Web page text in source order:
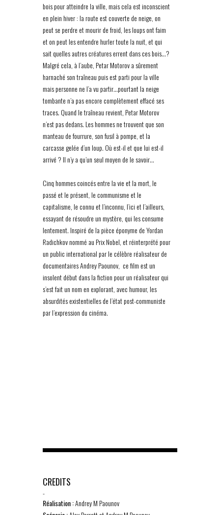
bois pour atteindre la ville, mais cela est inconscient
en plein hiver : la route est couverte de neige, on
peut se perdre et mourir de froid, les loups ont faim
et on peut les entendre hurler toute la nuit, et qui
sait quelles autres créatures errent dans ces bois…?
Malgré cela, à l’aube, Petar Motorov a sûrement
harnaché son traîneau puis est parti pour la ville
mais personne ne l’a vu partir…pourtant la neige
tombante n’a pas encore complètement effacé ses
traces. Quand le traîneau revient, Petar Motorov
n’est pas dedans. Les hommes ne trouvent que son
manteau de fourrure, son fusil à pompe, et la
carcasse gelée d’un loup. Où est-il et que lui est-il
arrivé ? Il n’y a qu’un seul moyen de le savoir…
Cinq hommes coincés entre la vie et la mort, le
passé et le présent, le communisme et le
capitalisme, le connu et l’inconnu, l’ici et l’ailleurs,
essayant de résoudre un mystère, qui les consume
lentement. Inspiré de la pièce éponyme de Yordan
Radichkov nommé au Prix Nobel, et réinterprété pour
un public international par le célèbre réalisateur de
documentaires Andrey Paounov, ce film est un
insolent début dans la fiction pour un réalisateur qui
s’est fait un nom en explorant, avec humour, les
absurdités existentielles de l’état post-communiste
par l’expression du cinéma.
CREDITS
-
Réalisation :Andrey M Paounov